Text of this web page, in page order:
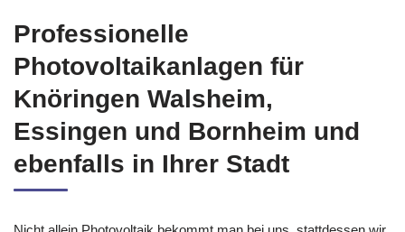
Professionelle
Photovoltaikanlagen für
Knöringen Walsheim,
Essingen und Bornheim und
ebenfalls in Ihrer Stadt